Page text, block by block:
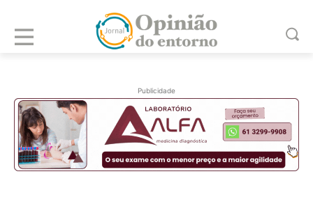
Publicidade